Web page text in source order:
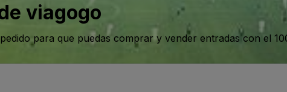
viagogo
para que puedas comprar y vender entradas con el